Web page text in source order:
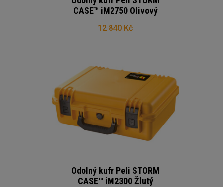
CASE™ iM2750 Olivový
12 840 Kč
Odolný kufr Peli STORM
CASE™ iM2300 Žlutý